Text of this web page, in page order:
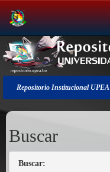
Salir
de
la
navegación
Repositorio Institucional UPEA
Buscar
Buscar: